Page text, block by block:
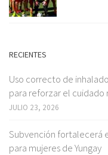
RECIENTES
Uso correcto de
para reforzar el
JULIO 23, 2026
Subvención fortalecerá
para mujeres de Yungay